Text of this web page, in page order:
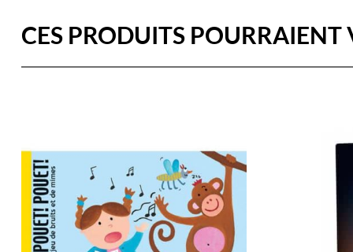
CES PRODUITS POURRAIENT